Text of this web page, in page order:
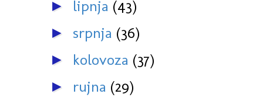
► lipnja (43)
► srpnja (36)
► kolovoza (37)
► rujna (29)